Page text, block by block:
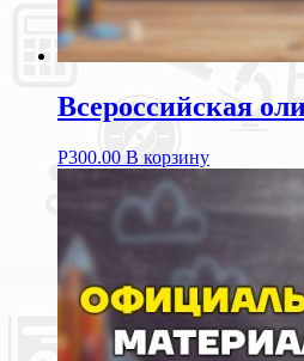
Всероссийская
Р300.00 В корзину